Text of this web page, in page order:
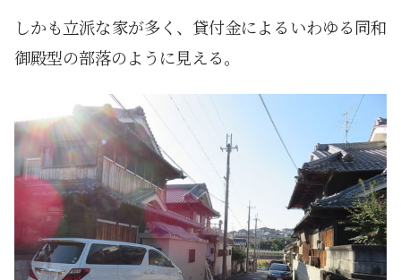
しかも立派な家が多く、貸付金によるいわゆる同和
御殿型の部落のように見える。